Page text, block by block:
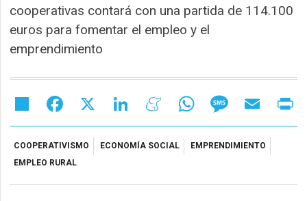
cooperativas contará con una partida de 114.100
euros para fomentar el empleo y el
emprendimiento
Share Facebook LinkedIn MeneameWhatsAppMessageEmail
COOPERATIVISMO ECONOMÍA SOCIAL
EMPRENDIMIENTO
EMPLEO RURAL